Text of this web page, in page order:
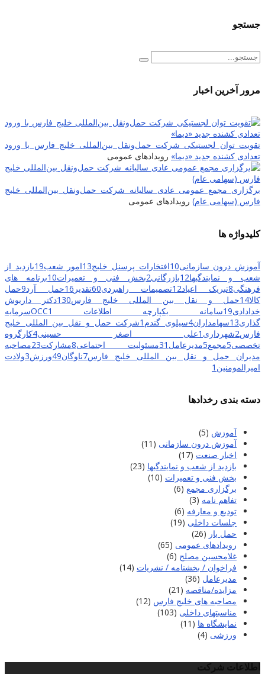
جستجو
مرور آخرین اخبار
تقویت توان لجستیکی شرکت حمل‌ونقل بین‌المللی خلیج فارس با ورود
تعدادی کشنده جدید «دیما» رویدادهای عمومی
برگزاری مجمع عمومی عادی سالیانه شرکت حمل‌ونقل بین‌المللی خلیج
فارس (سهامی عام) رویدادهای عمومی
کلیدواژه ها
آموزش درون سازمانی10افتخارات پرسنل خلیج13امور شعب19بازدید از
شعب و نمایندگیها12بازرگانی2بخش فنی و تعمیرات10برنامه های
فرهنگی8تبریک اعیاد12تصمیمات راهبردی60تقدیر 16حمل آرد9حمل
کالا14حمل و نقل بین المللی خلیج فارس130دکتر داریوش
خدادادی19سامانه یکپارچه اطلاعات OCC 1
سرمایه
گذاری13سهامداران4سیلوی گندم 1شرکت حمل و نقل بین المللی خلیج
فارس2شهرداری 1علی اصغر حسینی4کارگروه
تخصصی5مجمع5مدیرعامل 31مسئولیت اجتماعی8مشارکت23مصاحبه
مدیران حمل و نقل بین المللی خلیج فارس7ناوگان49ورزش3ولادت
امیرالمومنین 1
دسته بندی رخدادها
آموزش (5)
آموزش درون سازمانی (11)
اخبار صنعت (17)
بازدید از شعب و نمایندگیها (23)
بخش فنی و تعمیرات (10)
برگزاری مجمع (6)
تفاهم نامه (3)
تودیع و معارفه (6)
جلسات داخلی (19)
حمل بار (26)
رویدادهای عمومی (65)
غلامحسین مصلح (6)
فراخوان / بخشنامه / نشریات (14)
مدیرعامل (36)
مزایده/مناقصه (21)
مصاحبه های خلیج فارس (12)
مناسبتهای داخلی (103)
نمایشگاه ها (11)
ورزشی (4)
اطلاعات شرکت